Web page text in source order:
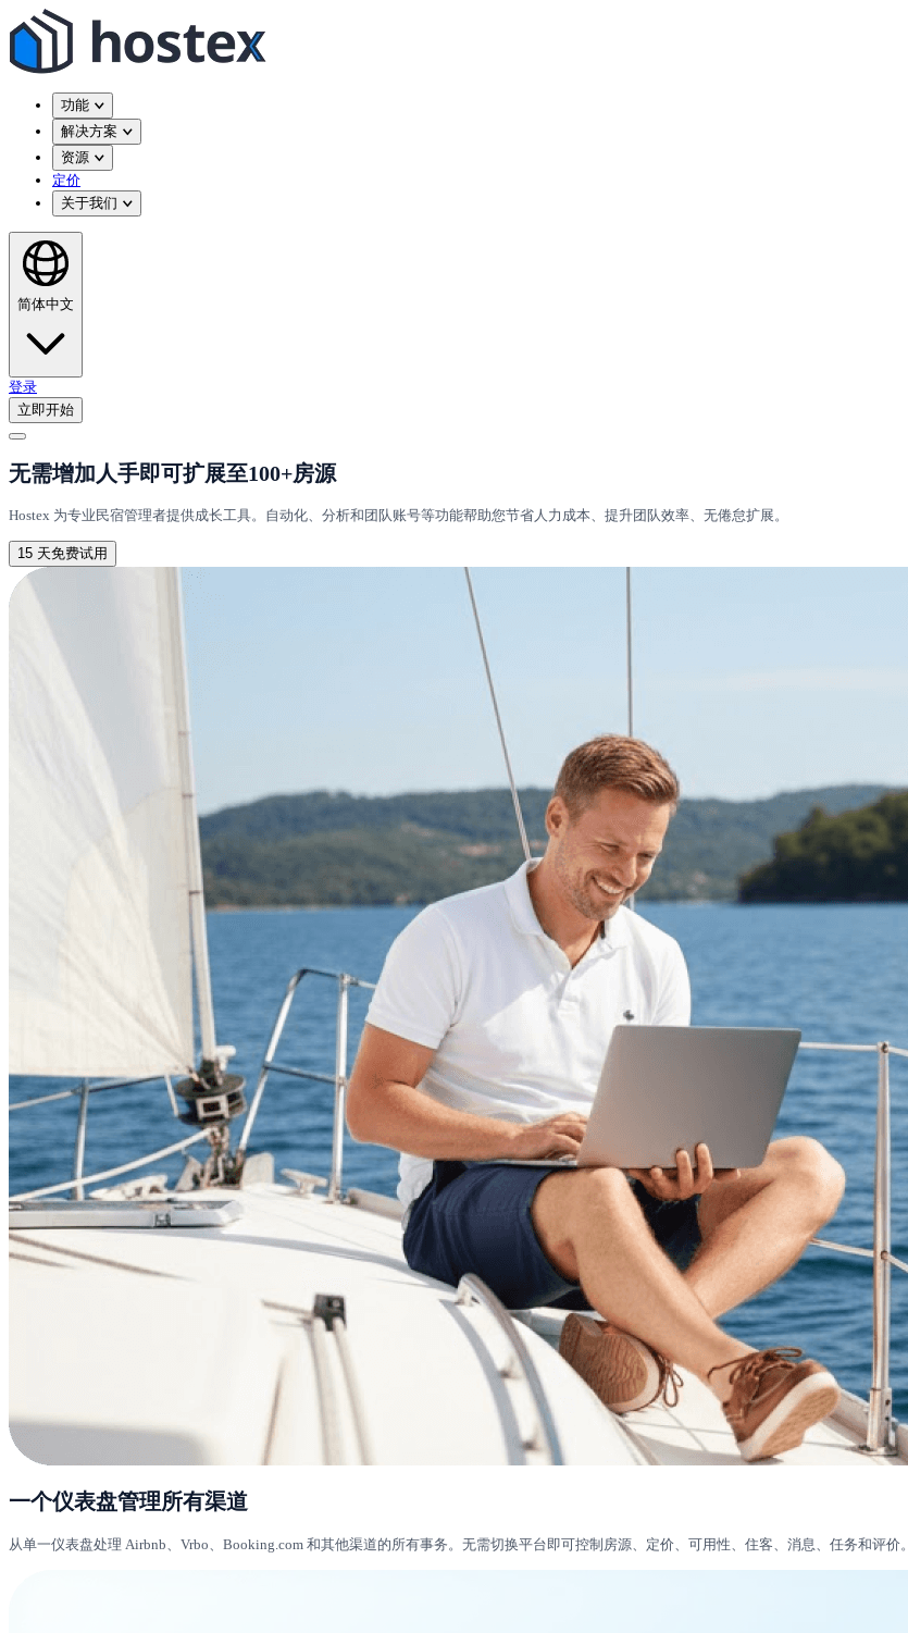
功能
解决方案
资源
定价
关于我们
简体中文
登录
立即开始
无需增加人手即可扩展至100+房源
Hostex 为专业民宿管理者提供成长工具。自动化、分析和团队账号等功能帮助您节省人力成本、提升团队效率、无倦怠扩展。
15 天免费试用
一个仪表盘管理所有渠道
从单一仪表盘处理 Airbnb、Vrbo、Booking.com 和其他渠道的所有事务。无需切换平台即可控制房源、定价、可用性、住客、消息、任务和评价。